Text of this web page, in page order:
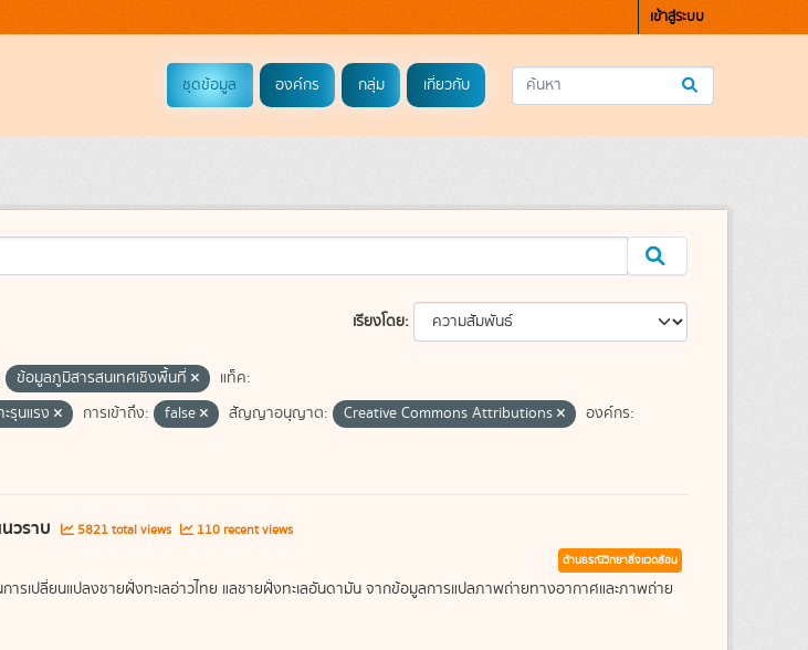
เข้าสู่ระบบ
ชุดข้อมูล องค์กร กลุ่ม เกี่ยวกับ
เรียงโดย
ข้อมูลภูมิสารสนเทศเชิงพื้นที่
แท็ค:
ะรุนแรง การเข้าถึง: false สัญญาอนุญาต: Creative Commons Attributions
องค์กร:
วราบ 5821 total views 110 recent views
ด้านธรณีวิทยาสิ่งแวดล้อม
รเปลี่ยนแปลงชายฝั่งทะเลอ่าวไทย แลชายฝั่งทะเลอันดามัน จากข้อมูลการแปลภาพถ่ายทางอากาศและภาพถ่าย